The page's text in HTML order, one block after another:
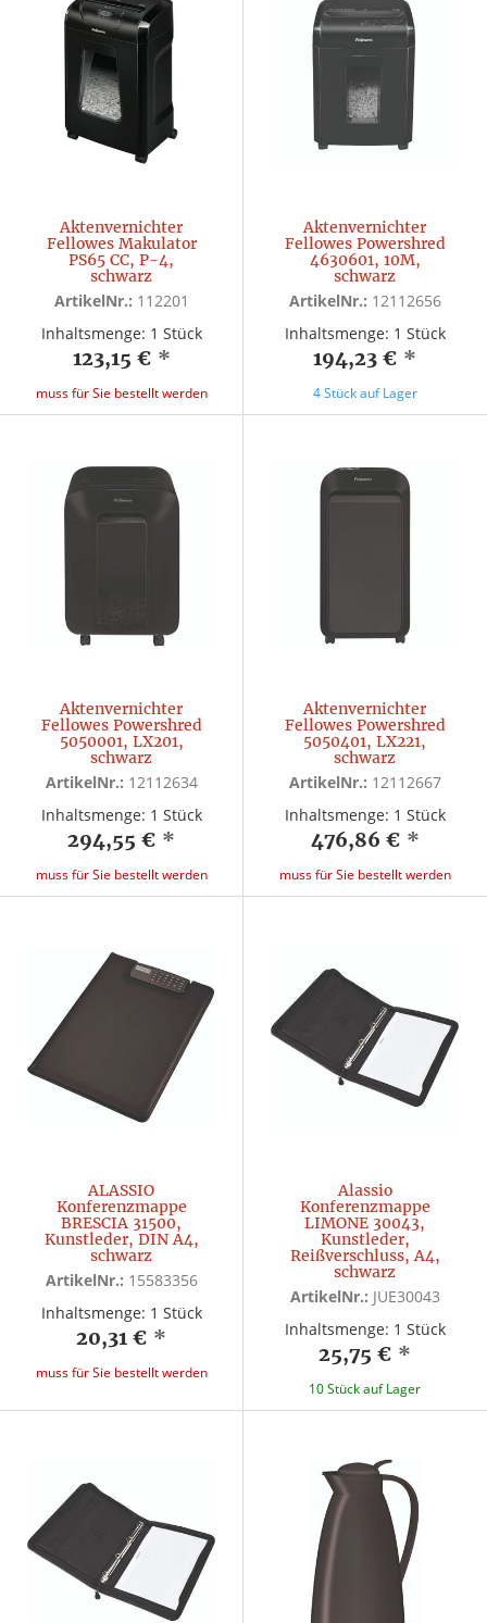
Aktenvernichter
Fellowes Makulator
PS65 CC, P-4,
schwarz
ArtikelNr.: 112201
Inhaltsmenge: 1 Stück
123,15 € *
muss für Sie bestellt werden
Aktenvernichter
Fellowes Powershred
4630601, 10M,
schwarz
ArtikelNr.: 12112656
Inhaltsmenge: 1 Stück
194,23 € *
4 Stück auf Lager
Aktenvernichter
Fellowes Powershred
5050001, LX201,
schwarz
ArtikelNr.: 12112634
Inhaltsmenge: 1 Stück
294,55 € *
muss für Sie bestellt werden
Aktenvernichter
Fellowes Powershred
5050401, LX221,
schwarz
ArtikelNr.: 12112667
Inhaltsmenge: 1 Stück
476,86 € *
muss für Sie bestellt werden
ALASSIO
Konferenzmappe
BRESCIA 31500,
Kunstleder, DIN A4,
schwarz
ArtikelNr.: 15583356
Inhaltsmenge: 1 Stück
20,31 € *
muss für Sie bestellt werden
Alassio
Konferenzmappe
LIMONE 30043,
Kunstleder,
Reißverschluss, A4,
schwarz
ArtikelNr.: JUE30043
Inhaltsmenge: 1 Stück
25,75 € *
10 Stück auf Lager